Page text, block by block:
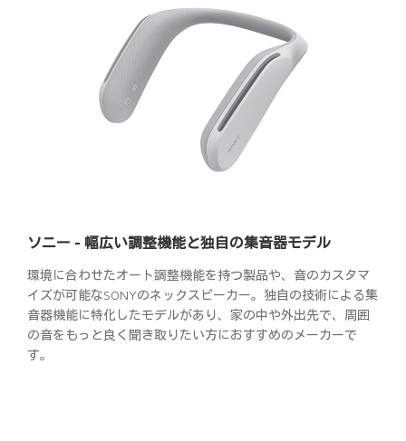
ソニー - 幅広い調整機能と独自の集音器モデル
環境に合わせたオート調整機能を持つ製品や、音のカスタマ
イズが可能なSONYのネックスピーカー。独自の技術による集
音器機能に特化したモデルがあり、家の中や外出先で、周囲
の音をもっと良く聞き取りたい方におすすめのメーカーで
す。